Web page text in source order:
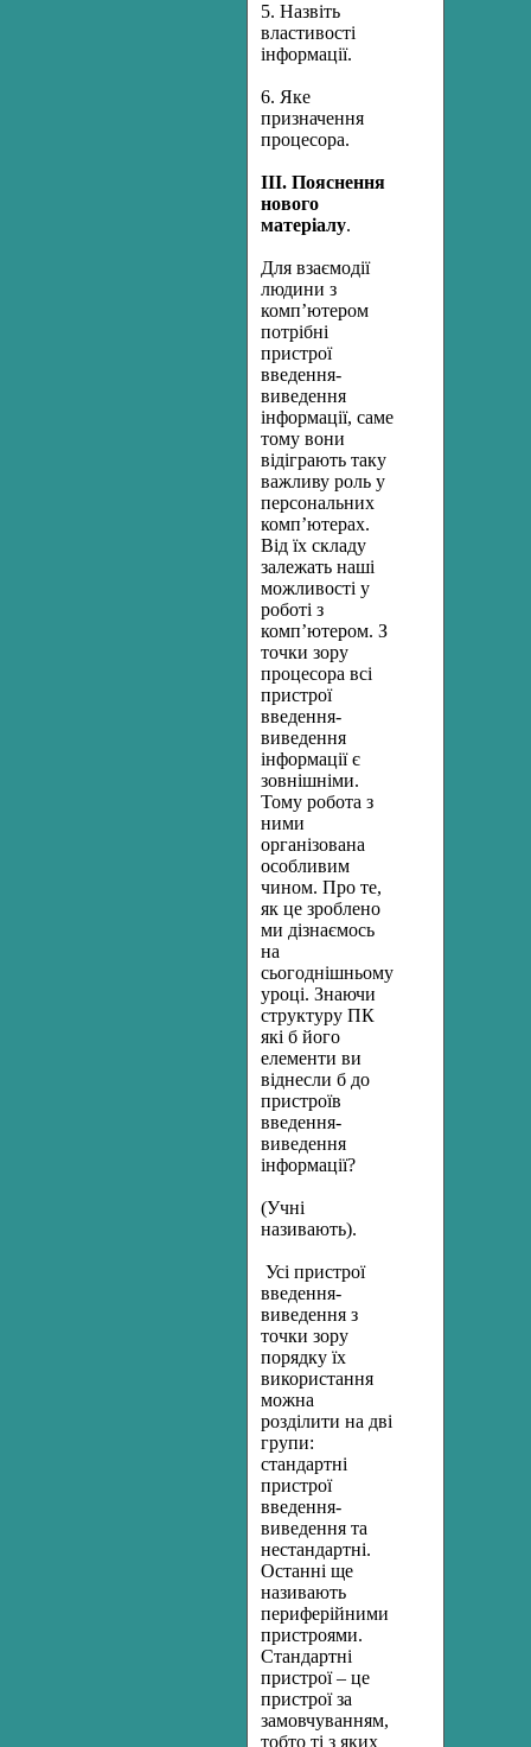
5. Назвіть
властивості
інформації.
6. Яке
призначення
процесора.
ІІІ. Пояснення
нового
матеріалу.
Для взаємодії
людини з
комп’ютером
потрібні
пристрої
введення-
виведення
інформації, саме
тому вони
відіграють таку
важливу роль у
персональних
комп’ютерах.
Від їх складу
залежать наші
можливості у
роботі з
комп’ютером. З
точки зору
процесора всі
пристрої
введення-
виведення
інформації є
зовнішніми.
Тому робота з
ними
організована
особливим
чином. Про те,
як це зроблено
ми дізнаємось
на
сьогоднішньому
уроці. Знаючи
структуру ПК
які б його
елементи ви
віднесли б до
пристроїв
введення-
виведення
інформації?
(Учні
називають).
Усі пристрої
введення-
виведення з
точки зору
порядку їх
використання
можна
розділити на дві
групи:
стандартні
пристрої
введення-
виведення та
нестандартні.
Останні ще
називають
периферійними
пристроями.
Стандартні
пристрої – це
пристрої за
замовчуванням,
тобто ті з яких